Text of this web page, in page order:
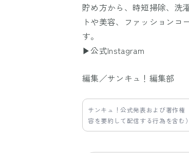
貯め方から、時短掃除、洗
トや美容、ファッション
す。
▶公式Instagram
編集／サンキュ！編集部
サンキュ！公式発表および著作権
容を要約して配信する行為を含む